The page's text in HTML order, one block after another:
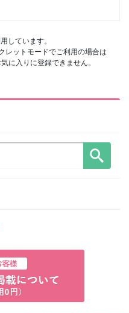
しています。
レットモードでご利用の場合は
に入りに登録できません。